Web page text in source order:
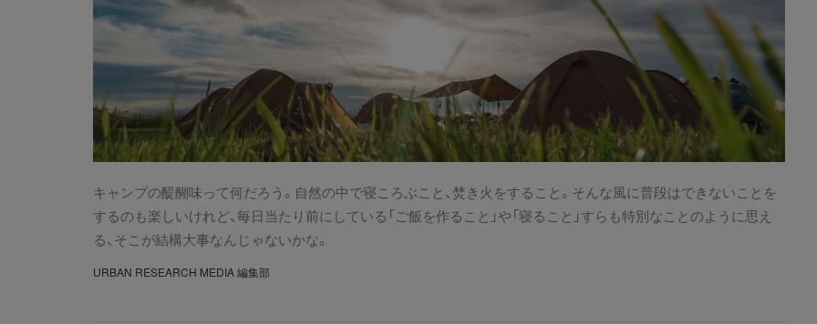
キャンプの醍醐味って何だろう。自然の中で寝ころぶこと、焚き火をすること。そんな風に普段はできないことを
するのも楽しいけれど、毎日当たり前にしている「ご飯を作ること」や「寝ること」すらも特別なことのように思え
る、そこが結構大事なんじゃないかな。
URBAN RESEARCH MEDIA 編集部